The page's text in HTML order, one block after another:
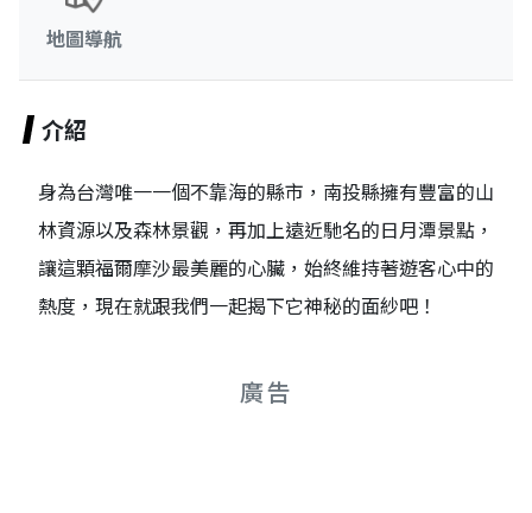
地圖導航
介紹
身為台灣唯一一個不靠海的縣市，南投縣擁有豐富的山
林資源以及森林景觀，再加上遠近馳名的日月潭景點，
讓這顆福爾摩沙最美麗的心臟，始終維持著遊客心中的
熱度，現在就跟我們一起揭下它神秘的面紗吧！
廣告